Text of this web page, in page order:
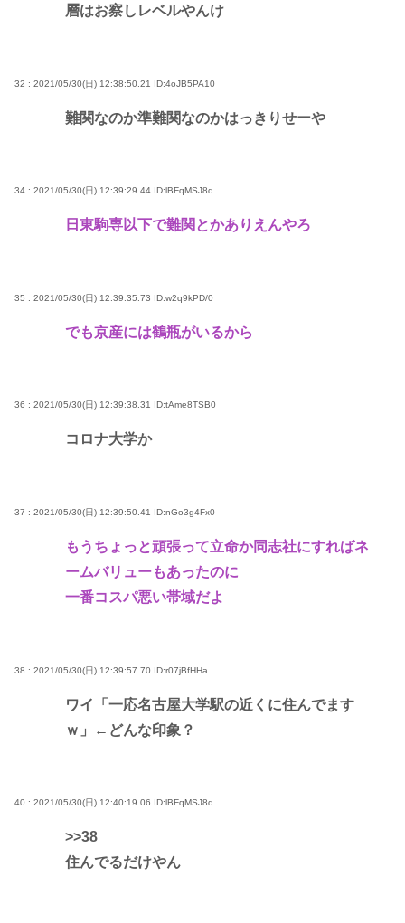
層はお察しレベルやんけ
32 : 2021/05/30(日) 12:38:50.21 ID:4oJB5PA10
難関なのか準難関なのかはっきりせーや
34 : 2021/05/30(日) 12:39:29.44 ID:lBFqMSJ8d
日東駒専以下で難関とかありえんやろ
35 : 2021/05/30(日) 12:39:35.73 ID:w2q9kPD/0
でも京産には鶴瓶がいるから
36 : 2021/05/30(日) 12:39:38.31 ID:tAme8TSB0
コロナ大学か
37 : 2021/05/30(日) 12:39:50.41 ID:nGo3g4Fx0
もうちょっと頑張って立命か同志社にすればネ
ームバリューもあったのに
一番コスパ悪い帯域だよ
38 : 2021/05/30(日) 12:39:57.70 ID:r07jBfHHa
ワイ「一応名古屋大学駅の近くに住んでます
ｗ」←どんな印象？
40 : 2021/05/30(日) 12:40:19.06 ID:lBFqMSJ8d
>>38
住んでるだけやん